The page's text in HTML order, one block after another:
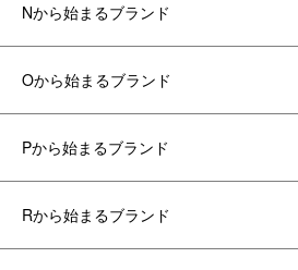
Nから始まるブランド
Oから始まるブランド
Pから始まるブランド
Rから始まるブランド